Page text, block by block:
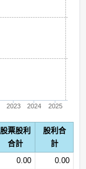
2023 2024 2025
股票股利
合計
股利合
計
0.00
0.00